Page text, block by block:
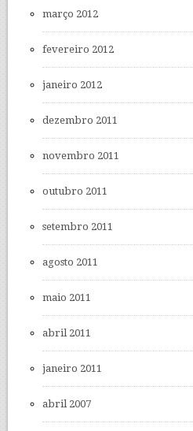
março 2012
fevereiro 2012
janeiro 2012
dezembro 2011
novembro 2011
outubro 2011
setembro 2011
agosto 2011
maio 2011
abril 2011
janeiro 2011
abril 2007